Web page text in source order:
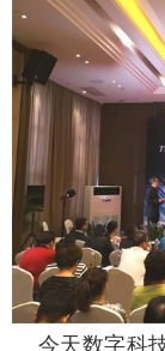
今天数字科